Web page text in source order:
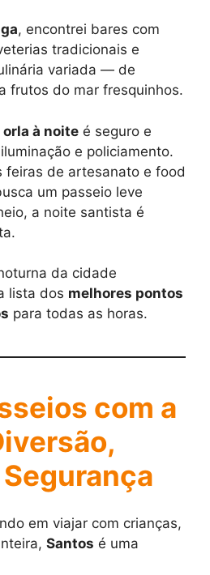
, encontrei bares com
tradicionais e
variada — de
frutos do mar fresquinhos.
orla à noite é seguro e
e policiamento.
feiras de artesanato e food
um passeio leve
a noite santista é
da cidade
lista dos melhores pontos
para todas as horas.
com a
em viajar com crianças,
Santos é uma